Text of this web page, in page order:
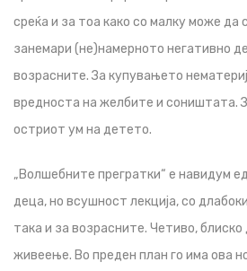
среќа и за тоа како со малку може да
занемари (не)намерното негативно
возрасните. За купувањето
вредноста на желбите и соништата.
остриот ум на детето.
„Волшебните прегратки“ е навидум
деца, но всушност лекција, со
така и за возрасните. Четиво,
живеење. Во преден план го има ова